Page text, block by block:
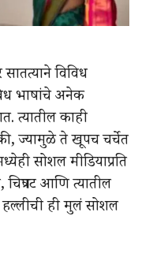
विविध
भाषांचे अनेक
त्यातील काही
ज्यामुळे ते खूपच चर्चेत
सोशल मीडियाप्रति
आणि त्यातील
हल्लीची ही मुलं सोशल